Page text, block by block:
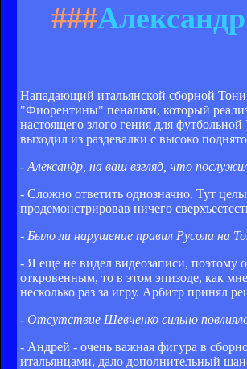
###
Нападающий итальянской сборной
"Фиорентины" пенальти, который
настоящего злого гения для
выходил из раздевалки с высоко
- Александр, на ваш взгляд, что
- Сложно ответить однозначно. Тут
продемонстрировав ничего
- Было ли нарушение правил Русола на
- Я еще не видел видеозаписи, поэтому
откровенным, то в этом эпизоде, как
несколько раз за игру. Арбитр принял
- Отсутствие Шевченко сильно
- Андрей - очень важная фигура в
итальянцами, дало дополнительный